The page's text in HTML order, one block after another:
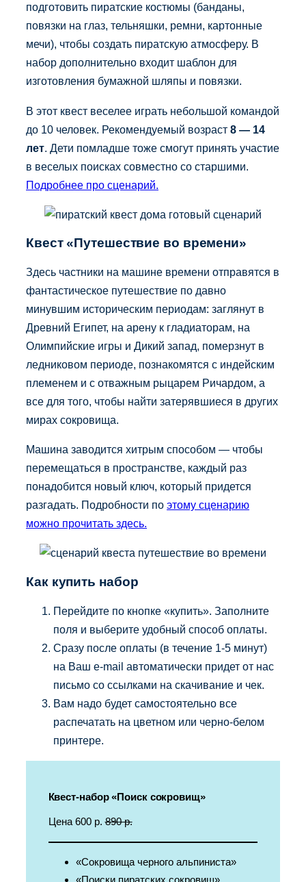
подготовить пиратские костюмы (банданы,
повязки на глаз, тельняшки, ремни, картонные
мечи), чтобы создать пиратскую атмосферу. В
набор дополнительно входит шаблон для
изготовления бумажной шляпы и повязки.
В этот квест веселее играть небольшой командой
до 10 человек. Рекомендуемый возраст 8 — 14
лет . Дети помладше тоже смогут принять участие
в веселых поисках совместно со старшими.
Подробнее про сценарий.
Квест «Путешествие во времени»
Здесь частники на машине времени отправятся в
фантастическое путешествие по давно
минувшим историческим периодам: заглянут в
Древний Египет, на арену к гладиаторам, на
Олимпийские игры и Дикий запад, померзнут в
ледниковом периоде, познакомятся с индейским
племенем и с отважным рыцарем Ричардом, а
все для того, чтобы найти затерявшиеся в других
мирах сокровища.
Машина заводится хитрым способом — чтобы
перемещаться в пространстве, каждый раз
понадобится новый ключ, который придется
разгадать. Подробности по этому сценарию
можно прочитать здесь.
Как купить набор
Перейдите по кнопке «купить». Заполните
поля и выберите удобный способ оплаты.
Сразу после оплаты (в течение 1-5 минут)
на Ваш e-mail автоматически придет от нас
письмо со ссылками на скачивание и чек.
Вам надо будет самостоятельно все
распечатать на цветном или черно-белом
принтере.
Квест-набор «Поиск сокровищ»
Цена 600 р.890 р.
«Сокровища черного альпиниста»
«Поиски пиратских сокровищ»